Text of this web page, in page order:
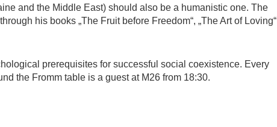
and the Middle East) should also be a humanistic one. The
his books „The Fruit before Freedom“, „The Art of Loving“
prerequisites for successful social coexistence. Every
the Fromm table is a guest at M26 from 18:30.